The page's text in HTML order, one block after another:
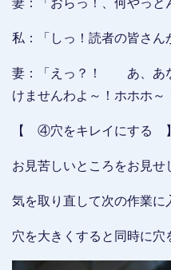
私：「しっ！読者の皆さん
妻：「えっ？！ あ、あ
けませんわよ～！ホホホ～
【 ④穴をキレイにする 】
お見苦しいところをお見せ
気を取り直して次の作業に
穴を大きくすると同時に穴